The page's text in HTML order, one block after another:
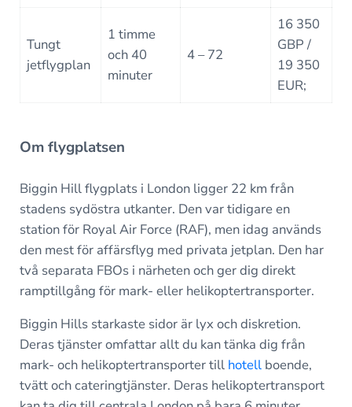
Tungt
jetflygplan
1 timme
och 40
minuter
4 – 72
16 350
GBP /
19 350
EUR;
Om flygplatsen
Biggin Hill flygplats i London ligger 22 km från
stadens sydöstra utkanter. Den var tidigare en
station för Royal Air Force (RAF), men idag används
den mest för affärsflyg med privata jetplan. Den har
två separata FBOs i närheten och ger dig direkt
ramptillgång för mark- eller helikoptertransporter.
Biggin Hills starkaste sidor är lyx och diskretion.
Deras tjänster omfattar allt du kan tänka dig från
mark- och helikoptertransporter till hotellboende,
tvätt och cateringtjänster. Deras helikoptertransport